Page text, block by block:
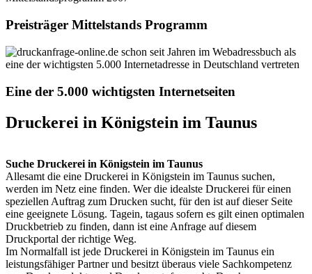
Preisträger Mittelstands Programm
Eine der 5.000 wichtigsten Internetseiten
Druckerei in Königstein im Taunus
Suche Druckerei in Königstein im Taunus
Allesamt die eine Druckerei in Königstein im Taunus suchen,
werden im Netz eine finden. Wer die idealste Druckerei für einen
speziellen Auftrag zum Drucken sucht, für den ist auf dieser Seite
eine geeignete Lösung. Tagein, tagaus sofern es gilt einen optimalen
Druckbetrieb zu finden, dann ist eine Anfrage auf diesem
Druckportal der richtige Weg.
Im Normalfall ist jede Druckerei in Königstein im Taunus ein
leistungsfähiger Partner und besitzt überaus viele Sachkompetenz